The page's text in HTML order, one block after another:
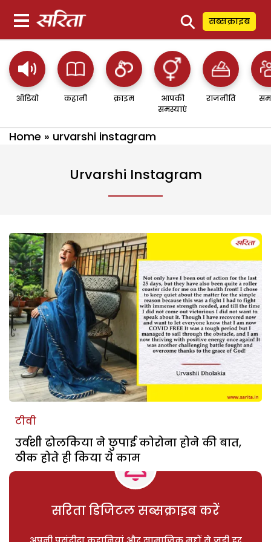
⚲ सब्सक्राइब
ऑडियो कहानी क्राइम
आपकी
समस्याएं
राजनीति
Home » urvarshi instagram
Urvarshi Instagram
टीवी
उर्वशी ढोलकिया ने छुपाई कोरोना होने की बात,
ठीक होते ही किया ये काम
सरिता डिजिटल सब्सक्राइब करें